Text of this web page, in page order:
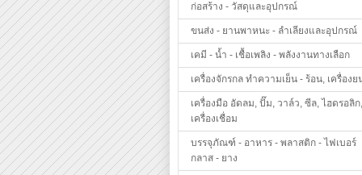
ก่อสร้าง - วัสดุและอุปกรณ์
ขนส่ง - ยานพาหนะ - ลำเลียงและอุปกรณ์
เคมี - น้ำ - เชื้อเพลิง - พลังงานทางเลือก
เครื่องจักรกล ทำความเย็น - ร้อน, เครื่องย
เครื่องมือ อัดลม, ปั๊ม, วาล์ว, ซีล, ไฮดรอลิก,
เครื่องเชื่อม
บรรจุภัณฑ์ - อาหาร - พลาสติก - ไฟเบอร์
กลาส - ยาง